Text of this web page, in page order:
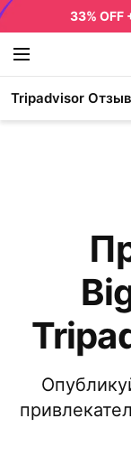
33% OFF
Tripadvisor